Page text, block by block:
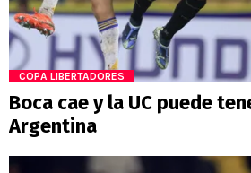
COPA LIBERTADORES
Boca cae y la UC puede
Argentina